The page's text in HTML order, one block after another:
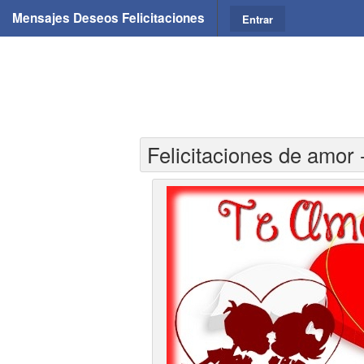
Mensajes Deseos Felicitaciones Entrar
Felicitaciones de